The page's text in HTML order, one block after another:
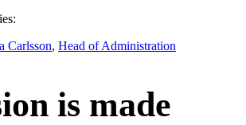
Carlsson, Head of Administration
is made